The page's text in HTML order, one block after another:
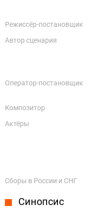
Режиссёр-постановщик
Автор сценария
Оператор-постановщик
Композитор
Актёры
Сборы в России и СНГ
Синопсис